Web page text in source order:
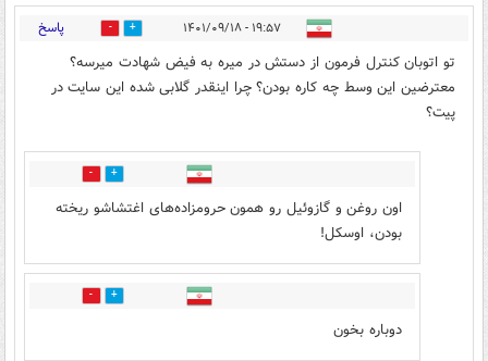
۱۹:۵۷ - ۱۴۰۱/۰۹/۱۸ 1463 پاسخ
تو اتوبان کنترل فرمون از دستش در میره به فیض شهادت میرسه؟
معترضین این وسط چه کاره بودن؟ چرا اینقدر گلابی شده این سایت در
پیت؟
111
اون روغن و گازوئیل رو همون حرومزاده‌های اغتشاشو ریخته
بودن، اوسکل!
37
دوباره بخون